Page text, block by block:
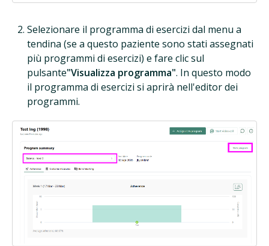
Selezionare il programma di esercizi dal menu a
tendina (se a questo paziente sono stati assegnati
più programmi di esercizi) e fare clic sul
pulsante"Visualizza programma". In questo modo
il programma di esercizi si aprirà nell'editor dei
programmi.